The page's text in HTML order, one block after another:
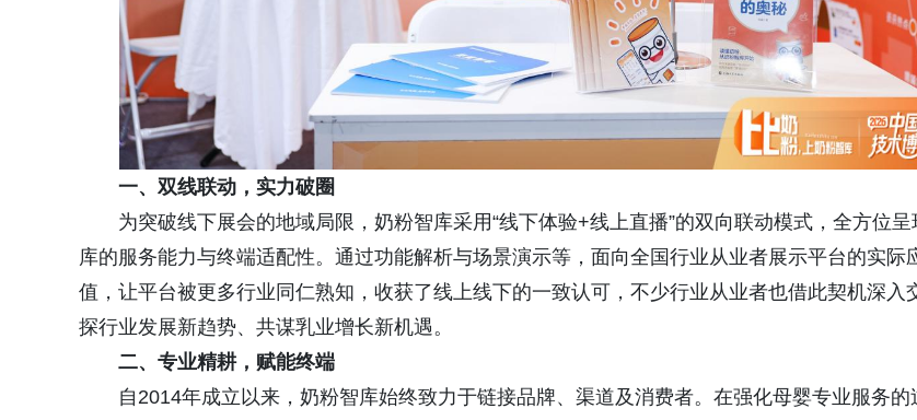
一、 双线联动，实力破圈
为突破线下展会的地域局限，奶粉智库采用“线下体验+线上直播”的双向联动模式，全方位呈
库的服务能力与终端适配性。通过功能解析与场景演示等，面向全国行业从业者展示平台的实际
值，让平台被更多行业同仁熟知，收获了线上线下的一致认可，不少行业从业者也借此契机深入
探行业发展新趋势、共谋乳业增长新机遇。
二、专业精耕，赋能终端
自2014年成立以来，奶粉智库始终致力于链接品牌、渠道及消费者。在强化母婴专业服务的